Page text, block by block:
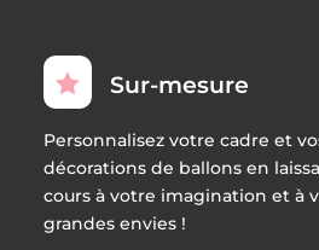
 Sur-mesure
Personnalisez votre cadre et
décorations de ballons en
cours à votre imagination et à
grandes envies !